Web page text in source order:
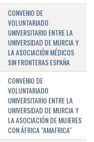
CONVENIO DE
VOLUNTARIADO
UNIVERSITARIO ENTRE LA
UNIVERSIDAD DE MURCIA Y
LA ASOCIACIÓN MÉDICOS
SIN FRONTERAS ESPAÑA
CONVENIO DE
VOLUNTARIADO
UNIVERSITARIO ENTRE LA
UNIVERSIDAD DE MURCIA Y
LA ASOCIACIÓN DE MUJERES
CON ÁFRICA "AMAFRICA"